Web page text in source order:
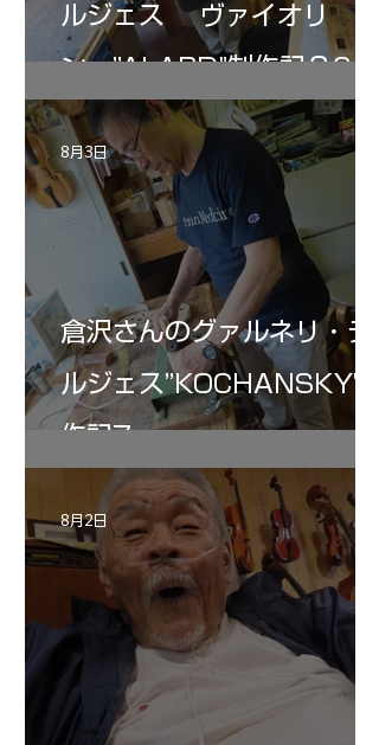
ルジェス ヴァイオリ
ン ”ALARD"制作記３6
倉沢さんのグァルネリ・デ
ルジェス”KOCHANSKY"制
作記7
8月3日
8月2日